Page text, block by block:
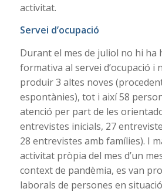
activitat.
Servei d’ocupació
Durant el mes de juliol no hi ha
formativa al servei d’ocupació i
produir 3 altes noves
espontànies), tot i així 58
atenció per part de les
entrevistes inicials, 27
28 entrevistes amb famílies). I
activitat pròpia del mes d’un
context de pandèmia, es van
laborals de persones en